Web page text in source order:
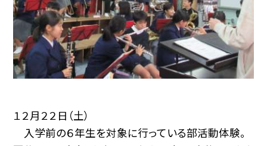
１２月２２日（土）
入学前の６年生を対象に行っている部活動体験。